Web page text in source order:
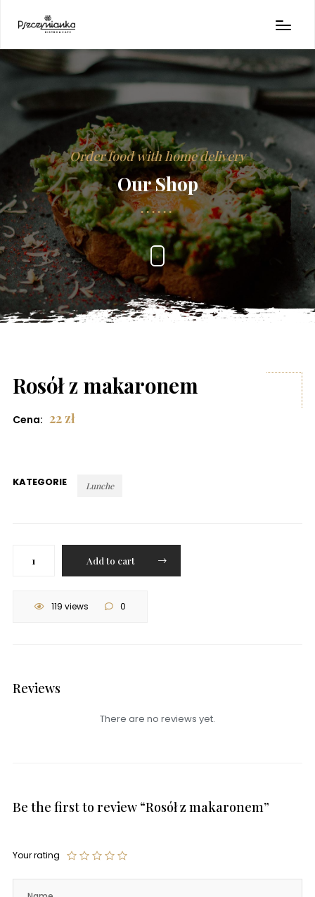
Order food with home delivery
Our Shop
Rosół z makaronem
Cena: 22 zł
KATEGORIE Lunche
makaronem
Add to cart
119 views 0
Reviews
There are no reviews yet.
Be the first to review “Rosół z makaronem”
Your rating